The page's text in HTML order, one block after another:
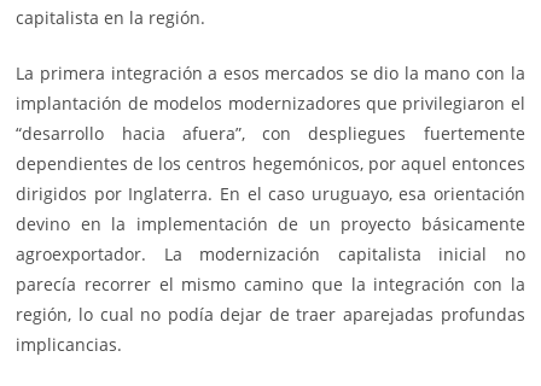
capitalista en la región.
La primera integración a esos mercados se dio la mano con la
implantación de modelos modernizadores que privilegiaron el
“desarrollo hacia afuera”, con despliegues fuertemente
dependientes de los centros hegemónicos, por aquel entonces
dirigidos por Inglaterra. En el caso uruguayo, esa orientación
devino en la implementación de un proyecto básicamente
agroexportador. La modernización capitalista inicial no
parecía recorrer el mismo camino que la integración con la
región, lo cual no podía dejar de traer aparejadas profundas
implicancias.